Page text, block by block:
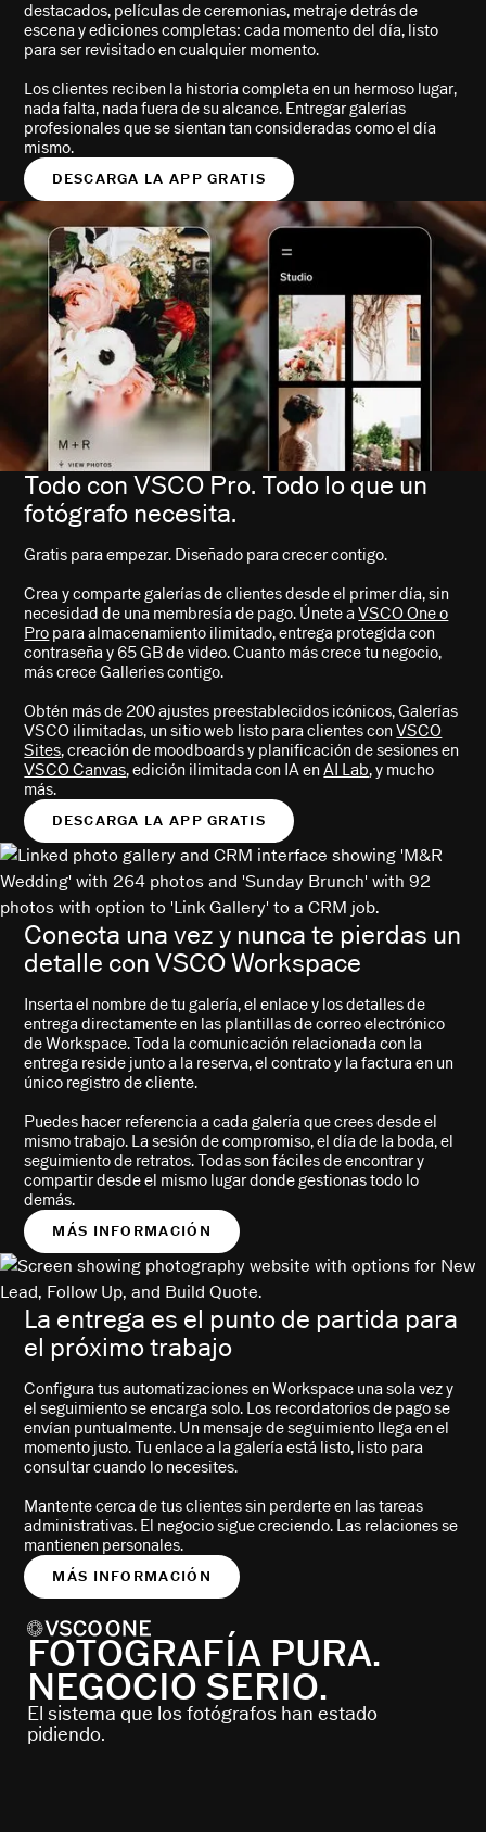
destacados, películas de ceremonias, metraje detrás de
escena y ediciones completas: cada momento del día, listo
para ser revisitado en cualquier momento.
Los clientes reciben la historia completa en un hermoso lugar,
nada falta, nada fuera de su alcance. Entregar galerías
profesionales que se sientan tan consideradas como el día
mismo.
DESCARGA LA APP GRATIS
Todo con VSCO Pro. Todo lo que un
fotógrafo necesita.
Gratis para empezar. Diseñado para crecer contigo.
Crea y comparte galerías de clientes desde el primer día, sin
necesidad de una membresía de pago. Únete aVSCO One o
Pro para almacenamiento ilimitado, entrega protegida con
contraseña y 65 GB de video. Cuanto más crece tu negocio,
más crece Galleries contigo.
Obtén más de 200 ajustes preestablecidos icónicos, Galerías
VSCO ilimitadas, un sitio web listo para clientes conVSCO
Sites, creación de moodboards y planificación de sesiones en
VSCO Canvas, edición ilimitada con IA enAI Lab, y mucho
más.
DESCARGA LA APP GRATIS
Conecta una vez y nunca te pierdas un
detalle con VSCO Workspace
Inserta el nombre de tu galería, el enlace y los detalles de
entrega directamente en las plantillas de correo electrónico
de Workspace. Toda la comunicación relacionada con la
entrega reside junto a la reserva, el contrato y la factura en un
único registro de cliente.
Puedes hacer referencia a cada galería que crees desde el
mismo trabajo. La sesión de compromiso, el día de la boda, el
seguimiento de retratos. Todas son fáciles de encontrar y
compartir desde el mismo lugar donde gestionas todo lo
demás.
MÁS INFORMACIÓN
La entrega es el punto de partida para
el próximo trabajo
Configura tus automatizaciones en Workspace una sola vez y
el seguimiento se encarga solo. Los recordatorios de pago se
envían puntualmente. Un mensaje de seguimiento llega en el
momento justo. Tu enlace a la galería está listo, listo para
consultar cuando lo necesites.
Mantente cerca de tus clientes sin perderte en las tareas
administrativas. El negocio sigue creciendo. Las relaciones se
mantienen personales.
MÁS INFORMACIÓN
FOTOGRAFÍA PURA.
NEGOCIO SERIO.
El sistema que los fotógrafos han estado
pidiendo.